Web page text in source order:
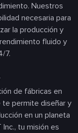
Nuestros
necesaria para
la producción y
fluido y
7.
de fábricas en
te permite diseñar y
en un planeta
Inc., tu misión es